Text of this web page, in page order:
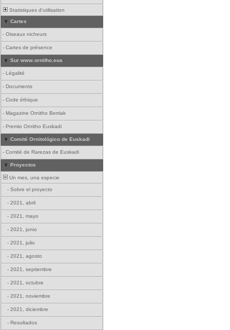
Statistiques d'utilisation
Cartes
- Oiseaux nicheurs
- Cartes de présence
Sur www.ornitho.eus
- Légalité
- Documents
- Code éthique
- Magazine Ornitho Berriak
- Premio Ornitho Euskadi
Comité Ornitológico de Euskadi
- Comité de Rarezas de Euskadi
Proyectos
Un mes, una especie
- Sobre el proyecto
- 2021, abril
- 2021, mayo
- 2021, junio
- 2021, julio
- 2021, agosto
- 2021, septiembre
- 2021, octubre
- 2021, noviembre
- 2021, diciembre
- Resultados